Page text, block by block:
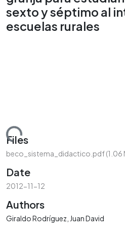
sexto y séptimo al
escuelas rurales
Files
beco_sistema_didactico.pdf(1.06
Date
2012-11-12
Authors
Giraldo Rodríguez, Juan David